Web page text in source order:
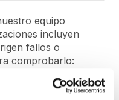
equipo
incluyen
fallos o
comprobarlo: